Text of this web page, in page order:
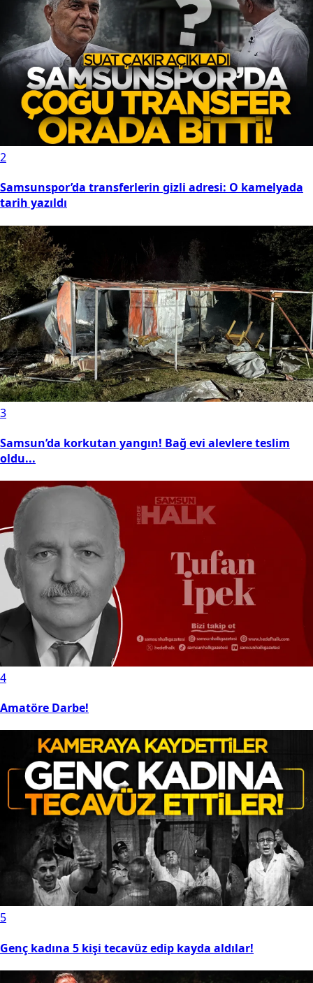
2
Samsunspor’da transferlerin gizli adresi: O kamelyada
tarih yazıldı
3
Samsun’da korkutan yangın! Bağ evi alevlere teslim
oldu...
4
Amatöre Darbe!
5
Genç kadına 5 kişi tecavüz edip kayda aldılar!